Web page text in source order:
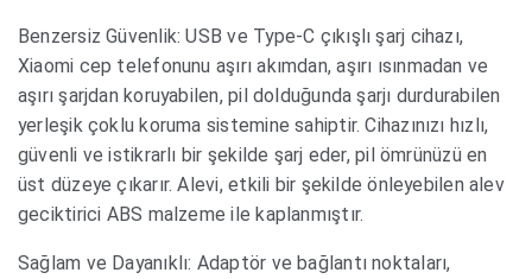
Benzersiz Güvenlik: USB ve Type-C çıkışlı şarj cihazı,
Xiaomi cep telefonunu aşırı akımdan, aşırı ısınmadan ve
aşırı şarjdan koruyabilen, pil dolduğunda şarjı durdurabilen
yerleşik çoklu koruma sistemine sahiptir. Cihazınızı hızlı,
güvenli ve istikrarlı bir şekilde şarj eder, pil ömrünüzü en
üst düzeye çıkarır. Alevi, etkili bir şekilde önleyebilen alev
geciktirici ABS malzeme ile kaplanmıştır.
Sağlam ve Dayanıklı: Adaptör ve bağlantı noktaları,